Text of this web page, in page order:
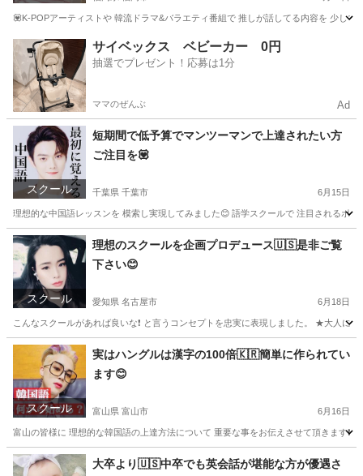
💟K-POPアーティストや 韓流ドラマ&バラエティ番組で 推しが話してる内容を 少し
福岡 福岡市 韓国語 初心者
サイベックス ベビーカー 0円
抽選でプレゼント！応募は1分
ママのぜんぶ Ad
スクール
短期間で低予算でマンツーマンで上達されたい方
ご注目を💟
千葉県 千葉市 6月15日
理想的な中国語レッスンを 模索し実現してみました😊 語学スクールで 注目されるポ
千葉 千葉市 中国語 レッスン
スクール
理想のスクールを企画プロデュース🇺🇸是非ご覧
下さい😊
愛知県 名古屋市 6月18日
こんなスクールがあれば良いな❗️ と言うコンセプトを忠実に表現しました。 ★大人
愛知 名古屋市 英会話 レッスン
スクール
実はハングルは漢字の100倍🇰🇷簡単に作られてい
ます😊
富山県 富山市 6月16日
富山の皆様に 理想的な韓国語の上達方法について 重要な事をお伝えさせて頂きます
富山 富山市 韓国語 レッスン
大卒より🇺🇸中卒でも英会話が堪能な方が優遇さ